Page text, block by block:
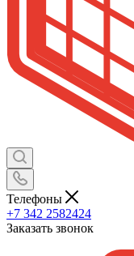
Телефоны
+7 342 2582424
Заказать звонок